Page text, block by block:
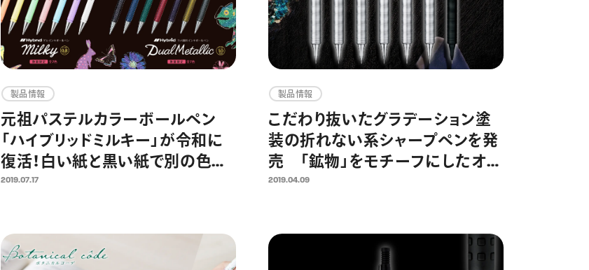
製品情報
元祖パステルカラーボールペン
「ハイブリッドミルキー」が令和に
復活！白い紙と黒い紙で別の色に
見える大好評ラメペンと同時限定
2019.07.17
製品情報
こだわり抜いたグラデーション塗
装の折れない系シャープペンを発
売 「鉱物」をモチーフにしたオレ
ンズメタルグリップタイプを限定で
2019.04.09